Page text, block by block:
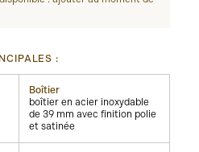
:
Boîtier
boîtier en acier inoxydable
de 39 mm avec finition polie
et satinée